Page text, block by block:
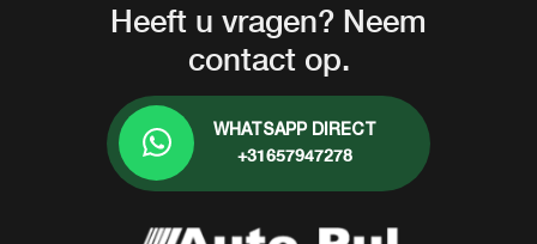
Heeft u vragen? Neem
contact op.
WHATSAPP DIRECT
+31657947278